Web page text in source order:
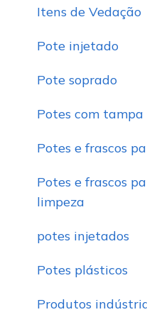
Itens de Vedação
Pote injetado
Pote soprado
Potes com tampa
Potes e frascos
Potes e frascos
limpeza
potes injetados
Potes plásticos
Produtos